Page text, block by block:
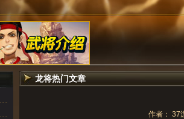
龙将热门文章
作者： 37